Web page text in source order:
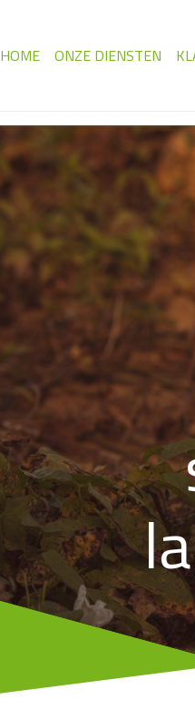
HOME ONZE DIENSTEN